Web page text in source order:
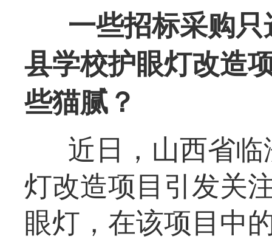
一些招标采购
县学校护眼灯改造
些猫腻？
近日，山西省
灯改造项目引发关
眼灯，在该项目中